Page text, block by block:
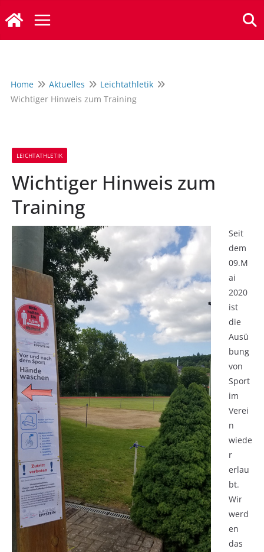
Inhalt
springen
Home Aktuelles
Leichtathletik
Wichtiger Hinweis zum Training
LEICHTATHLETIK
Wichtiger Hinweis zum
Training
Seit
dem
09.M
ai
2020
ist
die
Ausü
bung
von
Sport
im
Verei
n
wiede
r
erlau
bt.
Wir
werd
en
das